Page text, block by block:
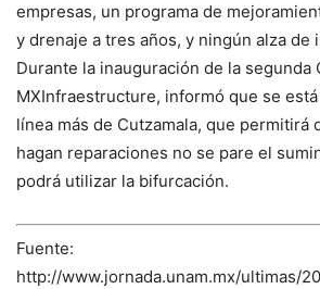
empresas, un programa de
y drenaje a tres años, y ningún alza de
Durante la inauguración de la segunda
MXInfraestructure, informó que se
línea más de Cutzamala, que permitirá
hagan reparaciones no se pare el
podrá utilizar la bifurcación.
Fuente:
http://www.jornada.unam.mx/ultimas/